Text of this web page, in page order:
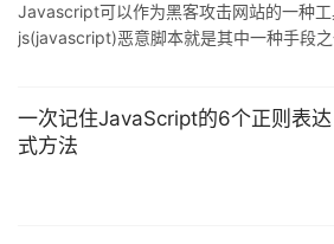
Javascript可以作为黑客攻击网站的一种工
js(javascript)恶意脚本就是其中一种手段
一次记住JavaScript的6个正则表达
式方法